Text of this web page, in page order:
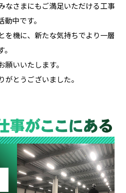
なさまにもご満足いただける工事
中です。
を機に、新たな気持ちでより一層
いいたします。
とうございました。